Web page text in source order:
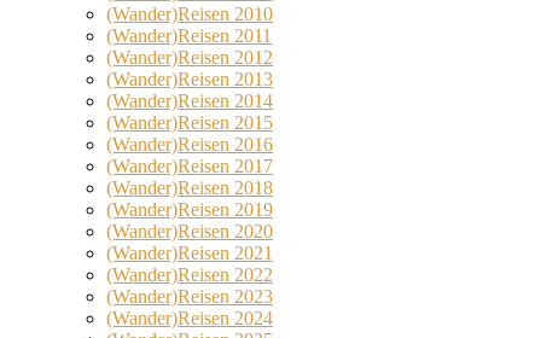
(Wander)Reisen 2010
(Wander)Reisen 2011
(Wander)Reisen 2012
(Wander)Reisen 2013
(Wander)Reisen 2014
(Wander)Reisen 2015
(Wander)Reisen 2016
(Wander)Reisen 2017
(Wander)Reisen 2018
(Wander)Reisen 2019
(Wander)Reisen 2020
(Wander)Reisen 2021
(Wander)Reisen 2022
(Wander)Reisen 2023
(Wander)Reisen 2024